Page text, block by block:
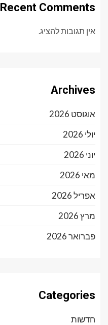
Recent Comments
אין תגובות להציג.
Archives
אוגוסט 2026
יולי 2026
יוני 2026
מאי 2026
אפריל 2026
מרץ 2026
פברואר 2026
Categories
חדשות